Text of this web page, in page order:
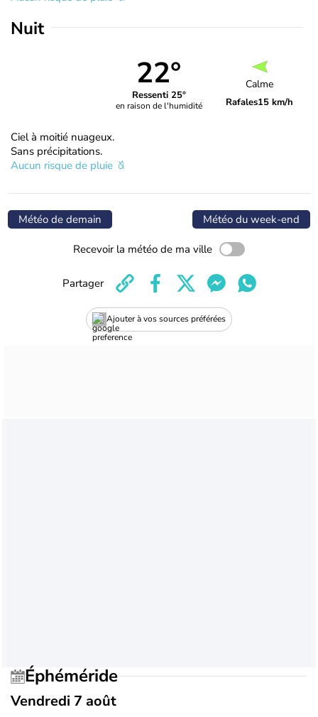
Nuit
22°
Ressenti 25°
en raison de l'humidité
Calme
Rafales15 km/h
Ciel à moitié nuageux.
Sans précipitations.
Aucun risque de pluie
Météo de demain Météo du week-end
Recevoir la météo de ma ville
Ajouter à vos sources préférées
Partager
Éphéméride
Vendredi 7 août